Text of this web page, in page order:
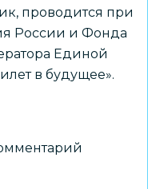
проводится при
России и Фонда
Единой
в будущее».